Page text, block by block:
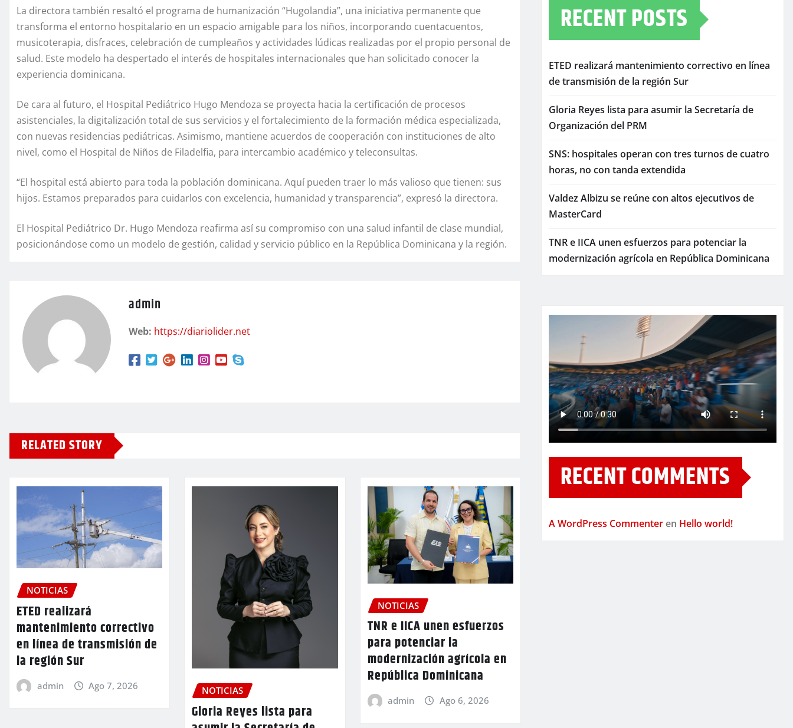
La directora también resaltó el programa de humanización “Hugolandia”, una iniciativa permanente que
transforma el entorno hospitalario en un espacio amigable para los niños, incorporando cuentacuentos,
musicoterapia, disfraces, celebración de cumpleaños y actividades lúdicas realizadas por el propio personal de
salud. Este modelo ha despertado el interés de hospitales internacionales que han solicitado conocer la
experiencia dominicana.
De cara al futuro, el Hospital Pediátrico Hugo Mendoza se proyecta hacia la certificación de procesos
asistenciales, la digitalización total de sus servicios y el fortalecimiento de la formación médica especializada,
con nuevas residencias pediátricas. Asimismo, mantiene acuerdos de cooperación con instituciones de alto
nivel, como el Hospital de Niños de Filadelfia, para intercambio académico y teleconsultas.
“El hospital está abierto para toda la población dominicana. Aquí pueden traer lo más valioso que tienen: sus
hijos. Estamos preparados para cuidarlos con excelencia, humanidad y transparencia”, expresó la directora.
El Hospital Pediátrico Dr. Hugo Mendoza reafirma así su compromiso con una salud infantil de clase mundial,
posicionándose como un modelo de gestión, calidad y servicio público en la República Dominicana y la región.
admin
Web: https://diariolider.net
RELATED STORY
NOTICIAS
ETED realizará
mantenimiento correctivo
en línea de transmisión de
la región Sur
admin Ago 7, 2026 NOTICIAS
Gloria Reyes lista para
NOTICIAS
TNR e IICA unen esfuerzos
para potenciar la
modernización agrícola en
República Dominicana
admin Ago 6, 2026
RECENT POSTS
ETED realizará mantenimiento correctivo en línea
de transmisión de la región Sur
Gloria Reyes lista para asumir la Secretaría de
Organización del PRM
SNS: hospitales operan con tres turnos de cuatro
horas, no con tanda extendida
Valdez Albizu se reúne con altos ejecutivos de
MasterCard
TNR e IICA unen esfuerzos para potenciar la
modernización agrícola en República Dominicana
RECENT COMMENTS
A WordPress Commenter en Hello world!